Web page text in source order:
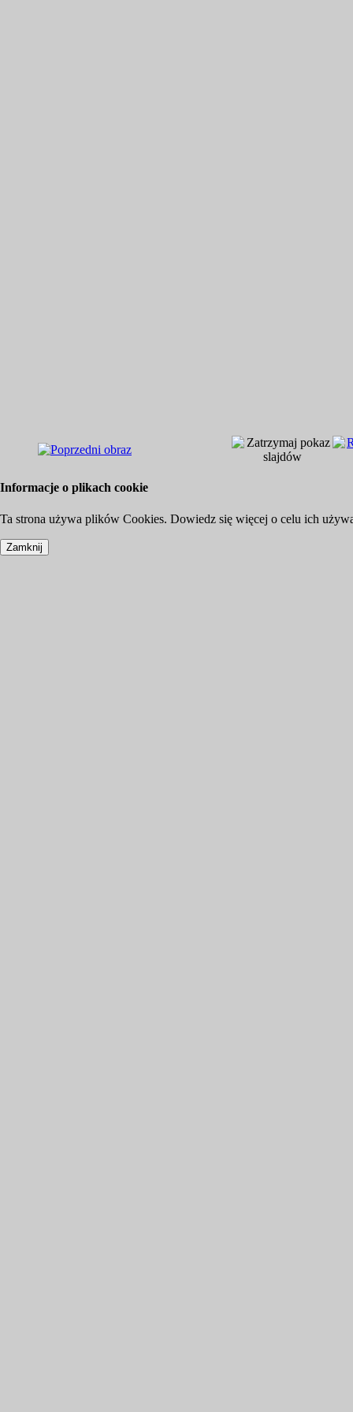
Informacje o plikach cookie
Ta strona używa plików Cookies. Dowiedz się więcej o celu ich